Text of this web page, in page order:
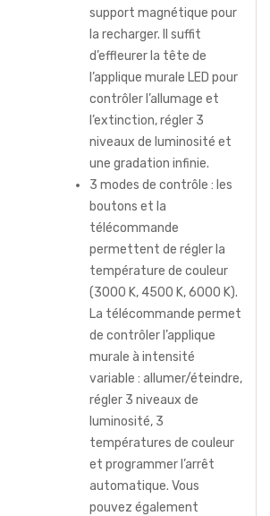
support magnétique pour
la recharger. Il suffit
d’effleurer la tête de
l’applique murale LED pour
contrôler l’allumage et
l’extinction, régler 3
niveaux de luminosité et
une gradation infinie.
3 modes de contrôle : les
boutons et la
télécommande
permettent de régler la
température de couleur
(3000 K, 4500 K, 6000 K).
La télécommande permet
de contrôler l’applique
murale à intensité
variable : allumer/éteindre,
régler 3 niveaux de
luminosité, 3
températures de couleur
et programmer l’arrêt
automatique. Vous
pouvez également